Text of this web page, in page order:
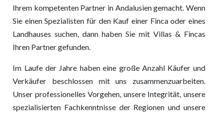
Ihrem kompetenten Partner in Andalusien gemacht. Wenn
Sie einen Spezialisten für den Kauf einer Finca oder eines
Landhauses suchen, dann haben Sie mit Villas & Fincas
Ihren Partner gefunden.
Im Laufe der Jahre haben eine große Anzahl Käufer und
Verkäufer beschlossen mit uns zusammenzuarbeiten.
Unser professionelles Vorgehen, unsere Integrität, unsere
spezialisierten Fachkenntnisse der Regionen und unsere